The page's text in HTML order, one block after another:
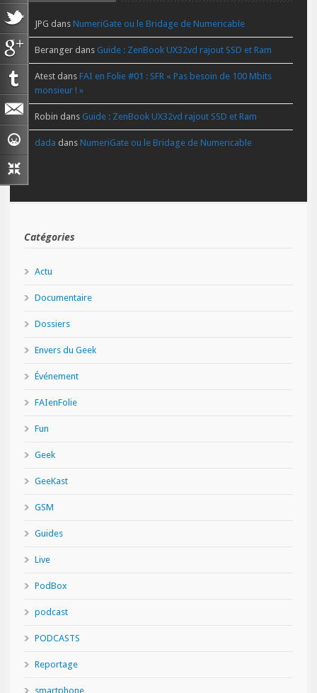
JPG dans NumeriGate ou le Bridage de Numericable
Beranger dans Guide : ZenBook UX32vd rajout SSD et Ram
Atest dans FAI en Folie #01 : SFR « Pas besoin de 100 Mbits
monsieur ! »
Robin dans Guide : ZenBook UX32vd rajout SSD et Ram
dada dans NumeriGate ou le Bridage de Numericable
Catégories
Actu
Documentaire
Dossiers
Envers du Geek
Événement
FAIenFolie
Fun
Geek
GeeKast
GSM
Guides
Live
PodBox
podcast
PODCASTS
Reportage
smartphone